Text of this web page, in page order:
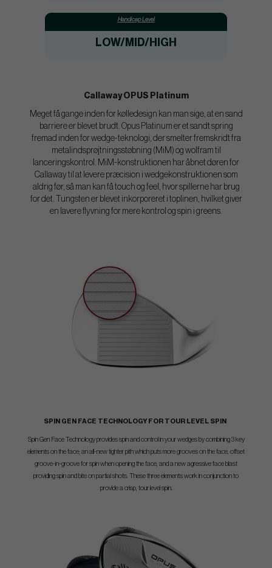
Handicap Level
LOW/MID/HIGH
Callaway OPUS Platinum
Meget få gange inden for kølledesign kan man sige, at en sand
barriere er blevet brudt. Opus Platinum er et sandt spring
fremad inden for wedge-teknologi, der smelter fremskridt fra
metalindsprøjtningsstøbning (MiM) og wolfram til
lanceringskontrol. MiM-konstruktionen har åbnet døren for
Callaway til at levere præcision i wedgekonstruktionen som
aldrig før, så man kan få touch og feel, hvor spillerne har brug
for det. Tungsten er blevet inkorporeret i toplinen, hvilket giver
en lavere flyvning for mere kontrol og spin i greens.
SPIN GEN FACE TECHNOLOGY FOR TOUR LEVEL SPIN
Spin Gen Face Technology provides spin and control in your wedges by combining 3 key
elements on the face; an all-new tighter pith which puts more grooves on the face, offset
groove-in-groove for spin when opening the face, and a new agressive face blast
providing spin and bite on partial shots. These three elements work in conjunction to
provide a crisp, tour level spin.